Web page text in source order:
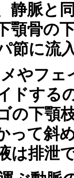
静脈と
顎骨の
節に流
やフ
ドする
の下顎
って斜
は排泄